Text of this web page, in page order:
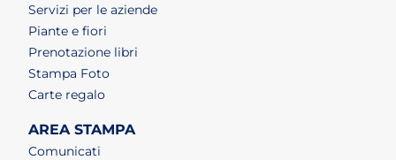
Servizi per le aziende
Piante e fiori
Prenotazione libri
Stampa Foto
Carte regalo
AREA STAMPA
Comunicati